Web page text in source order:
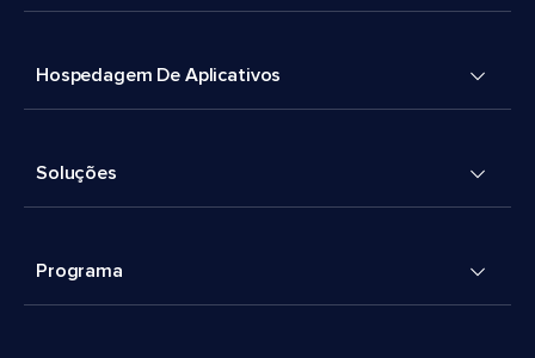
Hospedagem De Aplicativos
Soluções
Programa